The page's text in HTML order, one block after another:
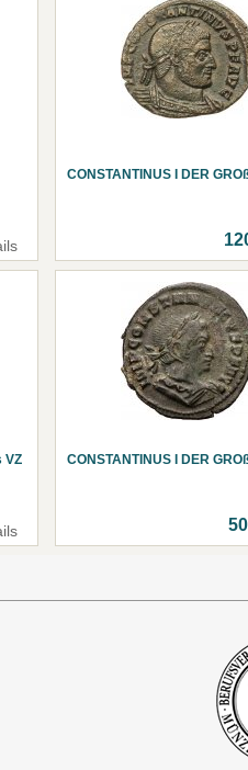
CONSTANTINUS I DER
VZ CONSTANTINUS I DER